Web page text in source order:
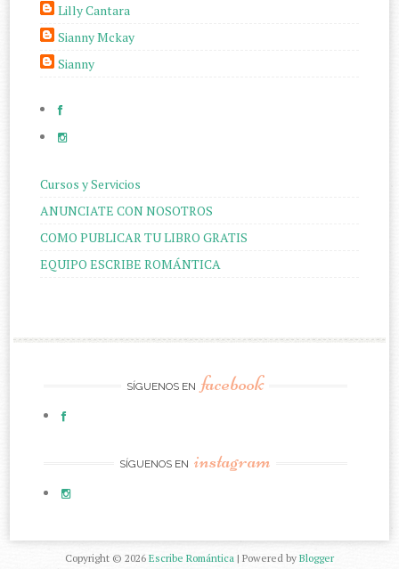
Lilly Cantara
Sianny Mckay
Sianny
Cursos y Servicios
ANUNCIATE CON NOSOTROS
COMO PUBLICAR TU LIBRO GRATIS
EQUIPO ESCRIBE ROMÁNTICA
SÍGUENOS EN facebook
SÍGUENOS EN instagram
Copyright © 2026 Escribe Romántica | Powered by Blogger